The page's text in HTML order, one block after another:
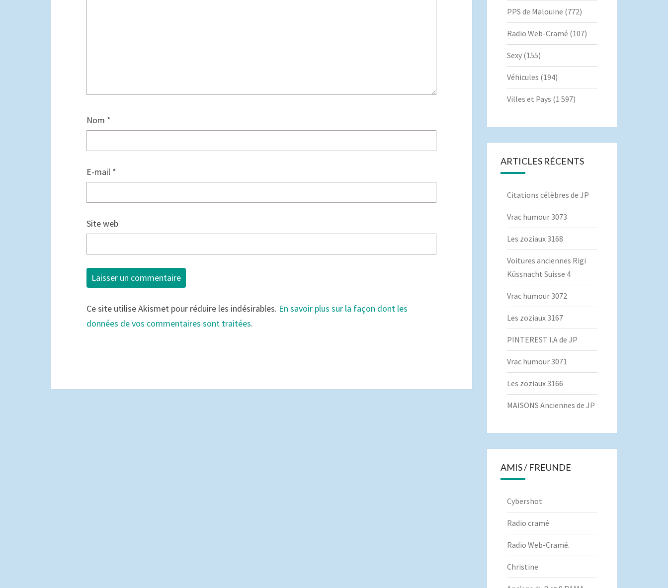
Nom *
E-mail *
Site web
Ce site utilise Akismet pour réduire les indésirables. En savoir plus sur la façon dont les
données de vos commentaires sont traitées.
PPS de Malouine (772)
Radio Web-Cramé (107)
Sexy(155)
Véhicules (194)
Villes et Pays (1 597)
ARTICLES RÉCENTS
Citations célèbres de JP
Vrac humour 3073
Les zoziaux 3168
Voitures anciennes Rigi
Küssnacht Suisse 4
Vrac humour 3072
Les zoziaux 3167
PINTEREST I.A de JP
Vrac humour 3071
Les zoziaux 3166
MAISONS Anciennes de JP
AMIS / FREUNDE
Cybershot
Radio cramé
Radio Web-Cramé.
Christine